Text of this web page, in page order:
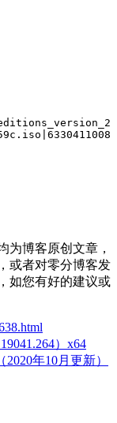
为博客原创文章，
或者对零分博客发
如您有好的建议或
）x64
年10月更新）